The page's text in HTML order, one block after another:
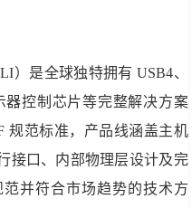
）是全球独特拥有 USB4、
器控制芯片等完整解决方案
规范标准，产品线涵盖主机
接口、内部物理层设计及完
并符合市场趋势的技术方